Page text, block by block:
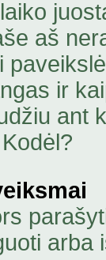
aš
ir
ant
arba